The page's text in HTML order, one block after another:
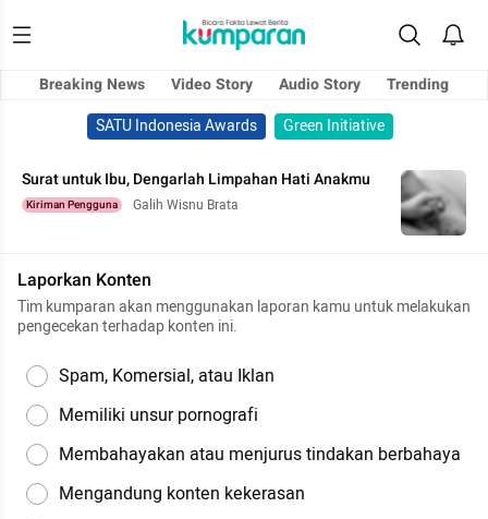
Breaking News Video Story Audio Story
Trending
SATU Indonesia Awards
Green Initiative
Surat untuk Ibu, Dengarlah Limpahan Hati Anakmu
Kiriman Pengguna Galih Wisnu Brata
Laporkan Konten
Tim kumparan akan menggunakan laporan kamu untuk melakukan
pengecekan terhadap konten ini.
Spam, Komersial, atau Iklan
Memiliki unsur pornografi
Membahayakan atau menjurus tindakan berbahaya
Mengandung konten kekerasan